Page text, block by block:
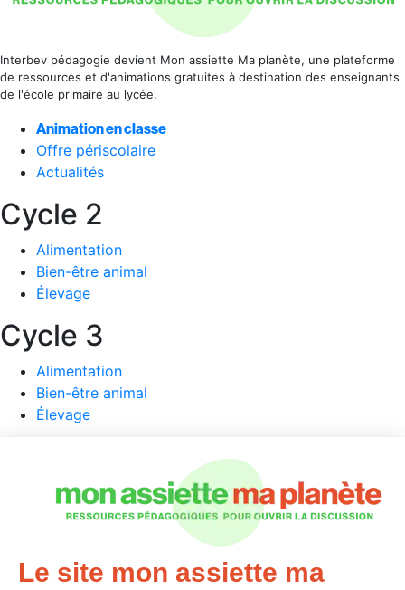
Interbev pédagogie devient Mon assiette Ma planète, une plateforme
de ressources et d'animations gratuites à destination des enseignants
de l'école primaire au lycée.
Animation en classe
Offre périscolaire
Actualités
Cycle 2
Alimentation
Bien-être animal
Élevage
Cycle 3
Alimentation
Bien-être animal
Élevage
Collège / Lycée
Alimentation
Élevage
Nous contacter
Le site mon assiette ma